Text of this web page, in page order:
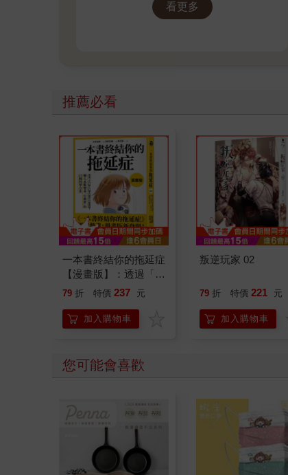
看更多
推薦必看
一本書終結你的拖延症
【漫畫版】：透過「小
行動」打開大腦的行動
「行動派」的37個科
學方法
79 折 特價 237 元
加入購物車
叛逆玩家 02
79 折 特價 221 元
加入購物車
您可能會喜歡